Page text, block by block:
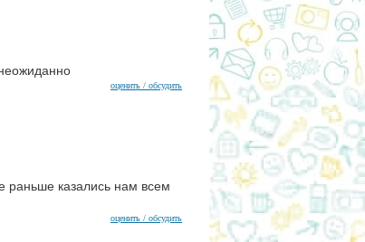
оценить / обсудить
раньше казались нам всем
оценить / обсудить